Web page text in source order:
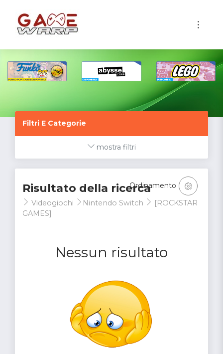
Filtri E Categorie
mostra filtri
Risultato della ricerca
Videogiochi Nintendo Switch
[ROCKSTAR
GAMES]
Nessun risultato
Ordinamento